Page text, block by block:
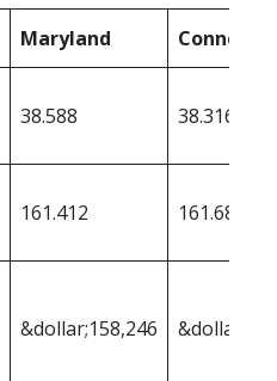
Maryland
38.588 38.316
161.412 161.684
&dollar;158,246